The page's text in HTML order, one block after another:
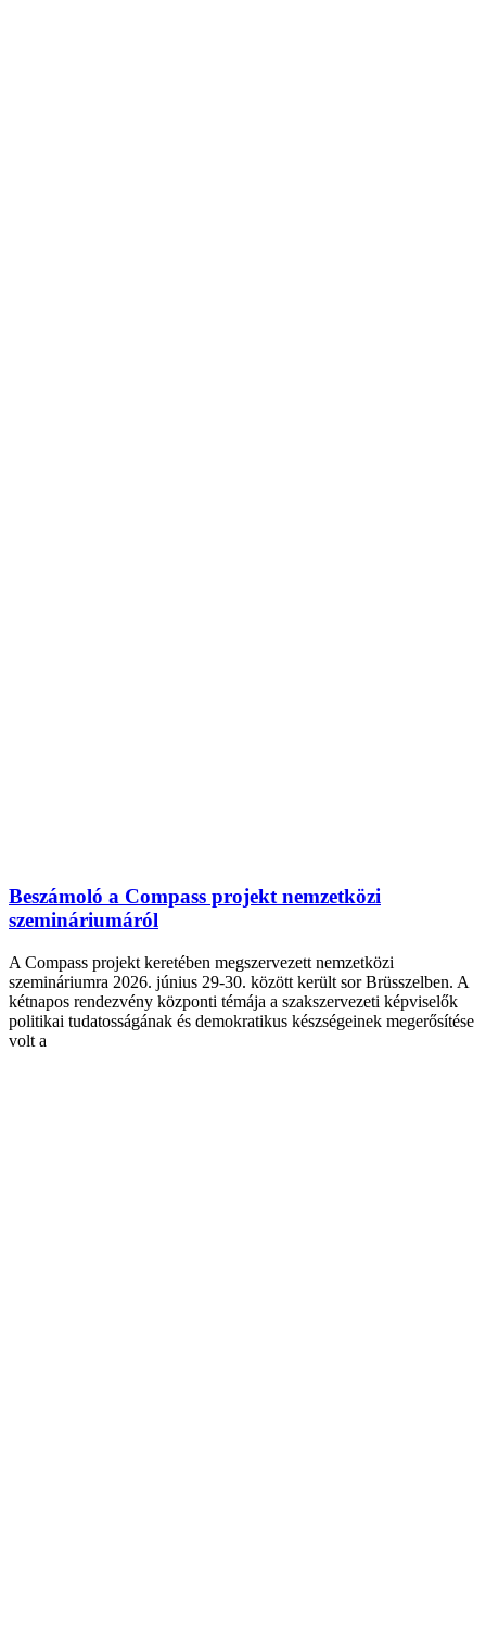
Beszámoló a Compass projekt nemzetközi
szemináriumáról
A Compass projekt keretében megszervezett nemzetközi
szemináriumra 2026. június 29-30. között került sor Brüsszelben. A
kétnapos rendezvény központi témája a szakszervezeti képviselők
politikai tudatosságának és demokratikus készségeinek megerősítése
volt a